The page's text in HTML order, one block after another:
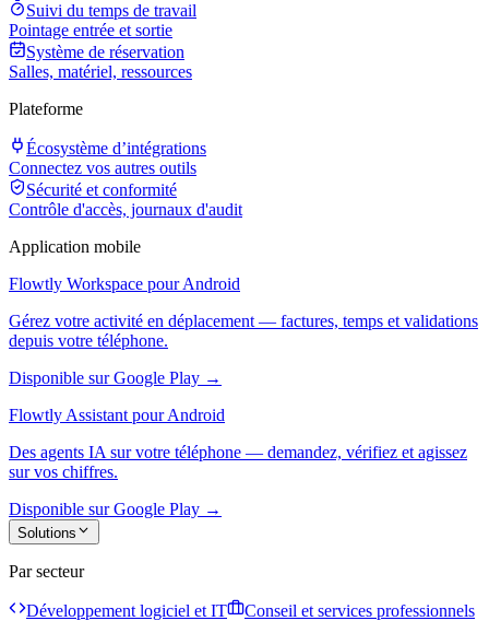
Suivi du temps de travail
Pointage entrée et sortie
Système de réservation
Salles, matériel, ressources
Plateforme
Écosystème d’intégrations
Connectez vos autres outils
Sécurité et conformité
Contrôle d'accès, journaux d'audit
Application mobile
Flowtly Workspace pour Android
Gérez votre activité en déplacement — factures, temps et validations
depuis votre téléphone.
Disponible sur Google Play →
Flowtly Assistant pour Android
Des agents IA sur votre téléphone — demandez, vérifiez et agissez
sur vos chiffres.
Disponible sur Google Play →
Solutions
Par secteur
Développement logiciel et IT
Conseil et services professionnels